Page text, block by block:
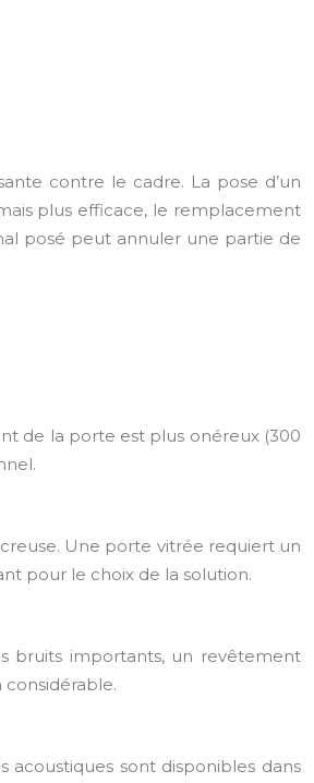
contre le cadre. La pose d’un
plus efficace, le remplacement
posé peut annuler une partie de
de la porte est plus onéreux (300
Une porte vitrée requiert un
pour le choix de la solution.
bruits importants, un revêtement
acoustiques sont disponibles dans